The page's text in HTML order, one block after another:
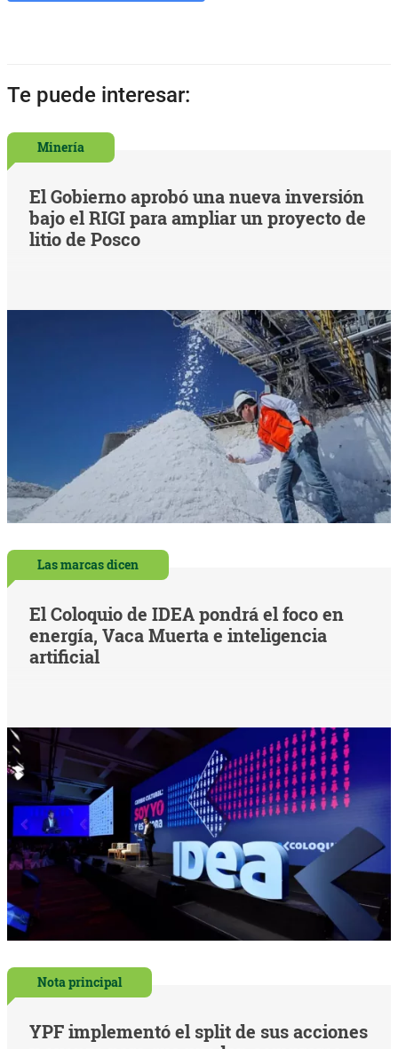
Te puede interesar:
Minería
El Gobierno aprobó una nueva inversión
bajo el RIGI para ampliar un proyecto de
litio de Posco
Las marcas dicen
El Coloquio de IDEA pondrá el foco en
energía, Vaca Muerta e inteligencia
artificial
Nota principal
YPF implementó el split de sus acciones